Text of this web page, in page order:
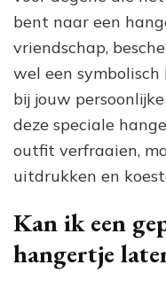
bent naar een
vriendschap,
wel een
bij jouw
deze speciale
outfit verfraaien,
uitdrukken en
Kan ik een
hangertje